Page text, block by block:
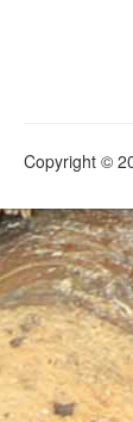
Copyright ©